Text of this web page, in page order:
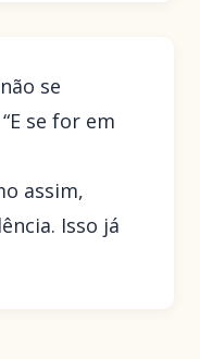
se
se for em
assim,
Isso já